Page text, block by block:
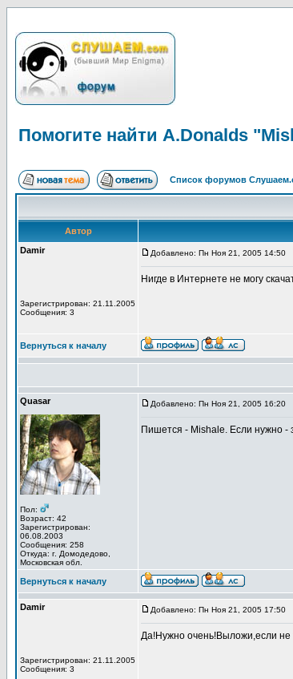
Помогите найти A.Donalds
Список форумов
Автор
Damir
Зарегистрирован: 21.11.2005
Сообщения: 3
Добавлено: Пн Ноя 21, 2005 14:50
Нигде в Интернете не могу
Вернуться к началу
Quasar
Пол:
Возраст: 42
Зарегистрирован:
06.08.2003
Сообщения: 258
Откуда: г. Домодедово,
Московская обл.
Добавлено: Пн Ноя 21, 2005 16:20
Пишется - Mishale. Если нужно -
Вернуться к началу
Damir
Зарегистрирован: 21.11.2005
Сообщения: 3
Добавлено: Пн Ноя 21, 2005 17:50
Да!Нужно очень!Выложи,если не